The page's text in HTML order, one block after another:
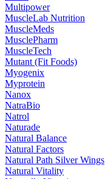
Multipower
MuscleLab Nutrition
MuscleMeds
MusclePharm
MuscleTech
Mutant (Fit Foods)
Myogenix
Myprotein
Nanox
NatraBio
Natrol
Naturade
Natural Balance
Natural Factors
Natural Path Silver Wings
Natural Vitality